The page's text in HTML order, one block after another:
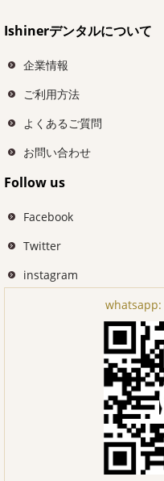
Ishinerデンタルについて
企業情報
ご利用方法
よくあるご質問
お問い合わせ
Follow us
Facebook
Twitter
instagram
whatsapp: